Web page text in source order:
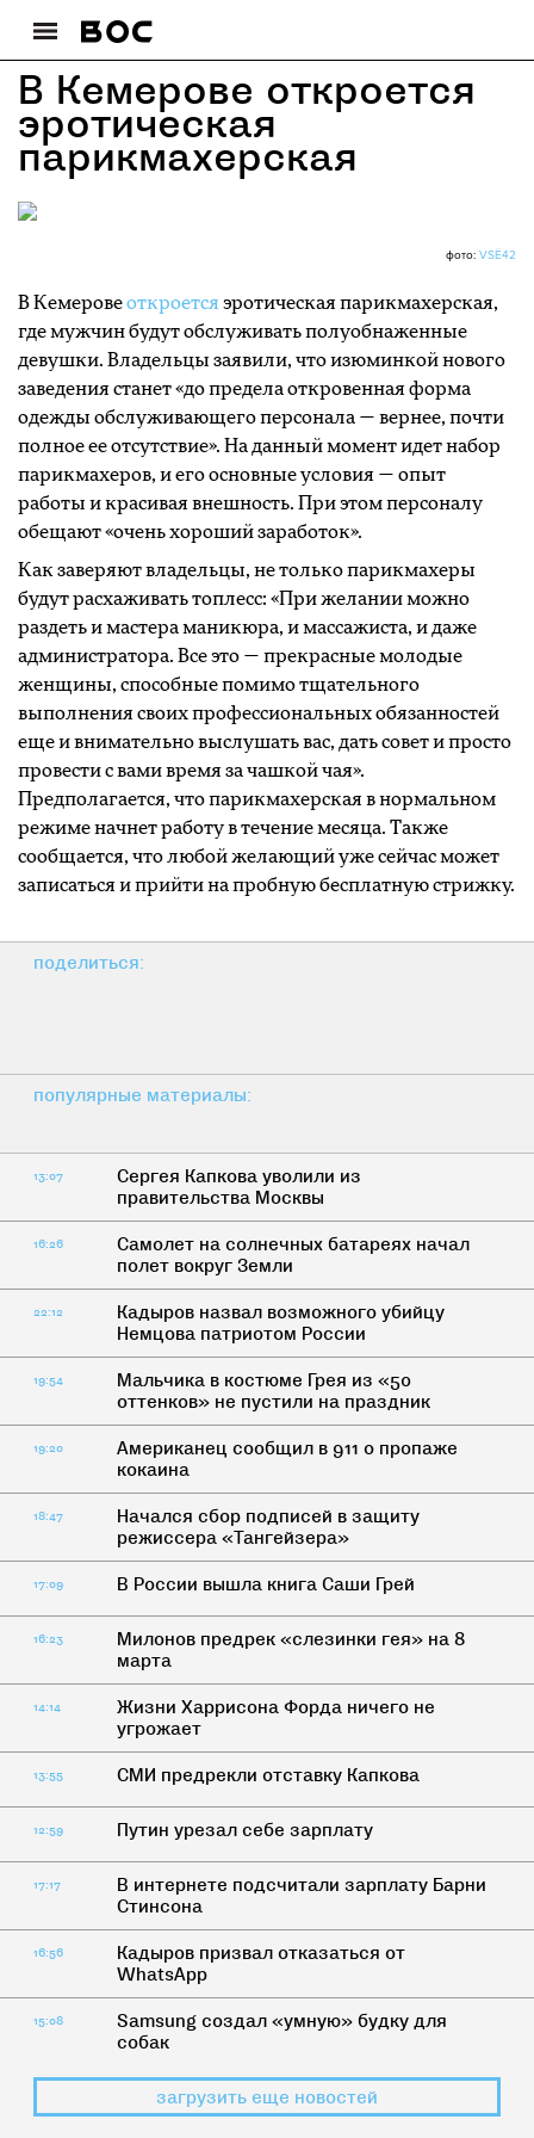
В Кемерове откроется
эротическая
парикмахерская
фото: VSЁ42
В Кемеровеоткроется эротическая парикмахерская,
где мужчин будут обслуживать полуобнаженные
девушки. Владельцы заявили, что изюминкой нового
заведения станет «до предела откровенная форма
одежды обслуживающего персонала — вернее, почти
полное ее отсутствие». На данный момент идет набор
парикмахеров, и его основные условия — опыт
работы и красивая внешность. При этом персоналу
обещают «очень хороший заработок».
Как заверяют владельцы, не только парикмахеры
будут расхаживать топлесс: «При желании можно
раздеть и мастера маникюра, и массажиста, и даже
администратора. Все это — прекрасные молодые
женщины, способные помимо тщательного
выполнения своих профессиональных обязанностей
еще и внимательно выслушать вас, дать совет и просто
провести с вами время за чашкой чая».
Предполагается, что парикмахерская в нормальном
режиме начнет работу в течение месяца. Также
сообщается, что любой желающий уже сейчас может
записаться и прийти на пробную бесплатную стрижку.
поделиться:
популярные материалы:
13:07
Сергея Капкова уволили из
правительства Москвы
16:26
Самолет на солнечных батареях начал
полет вокруг Земли
22:12
Кадыров назвал возможного убийцу
Немцова патриотом России
19:54
Мальчика в костюме Грея из «50
оттенков» не пустили на праздник
19:20
Американец сообщил в 911 о пропаже
кокаина
18:47
Начался сбор подписей в защиту
режиссера «Тангейзера»
17:09 В России вышла книга Саши Грей
16:23
Милонов предрек «слезинки гея» на 8
марта
14:14
Жизни Харрисона Форда ничего не
угрожает
13:55 СМИ предрекли отставку Капкова
12:59 Путин урезал себе зарплату
17:17
В интернете подсчитали зарплату Барни
Стинсона
16:56
Кадыров призвал отказаться от
WhatsApp
15:08
Samsung создал «умную» будку для
собак
загрузить еще новостей